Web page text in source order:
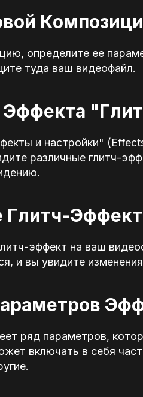
определите ее
туда ваш видеофайл.
и настройки"
различные глитч-
Глитч-
эффект на ваш
и вы увидите
ряд параметров,
включать в себя